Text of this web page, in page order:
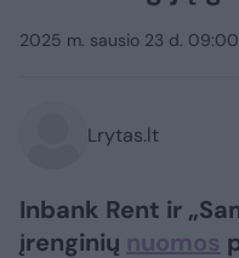
2025 m. sausio 23 d. 09:00
Lrytas.lt
Inbank Rent ir
įrenginių nuomos